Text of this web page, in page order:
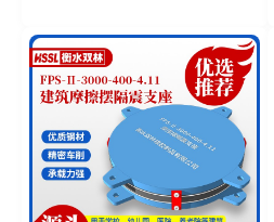
1000-300-3.48生产厂家